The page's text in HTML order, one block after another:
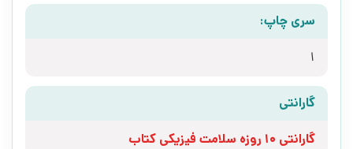
سری چاپ:
1
گارانتی
گارانتی 10 روزه سلامت فیزیکی کتاب